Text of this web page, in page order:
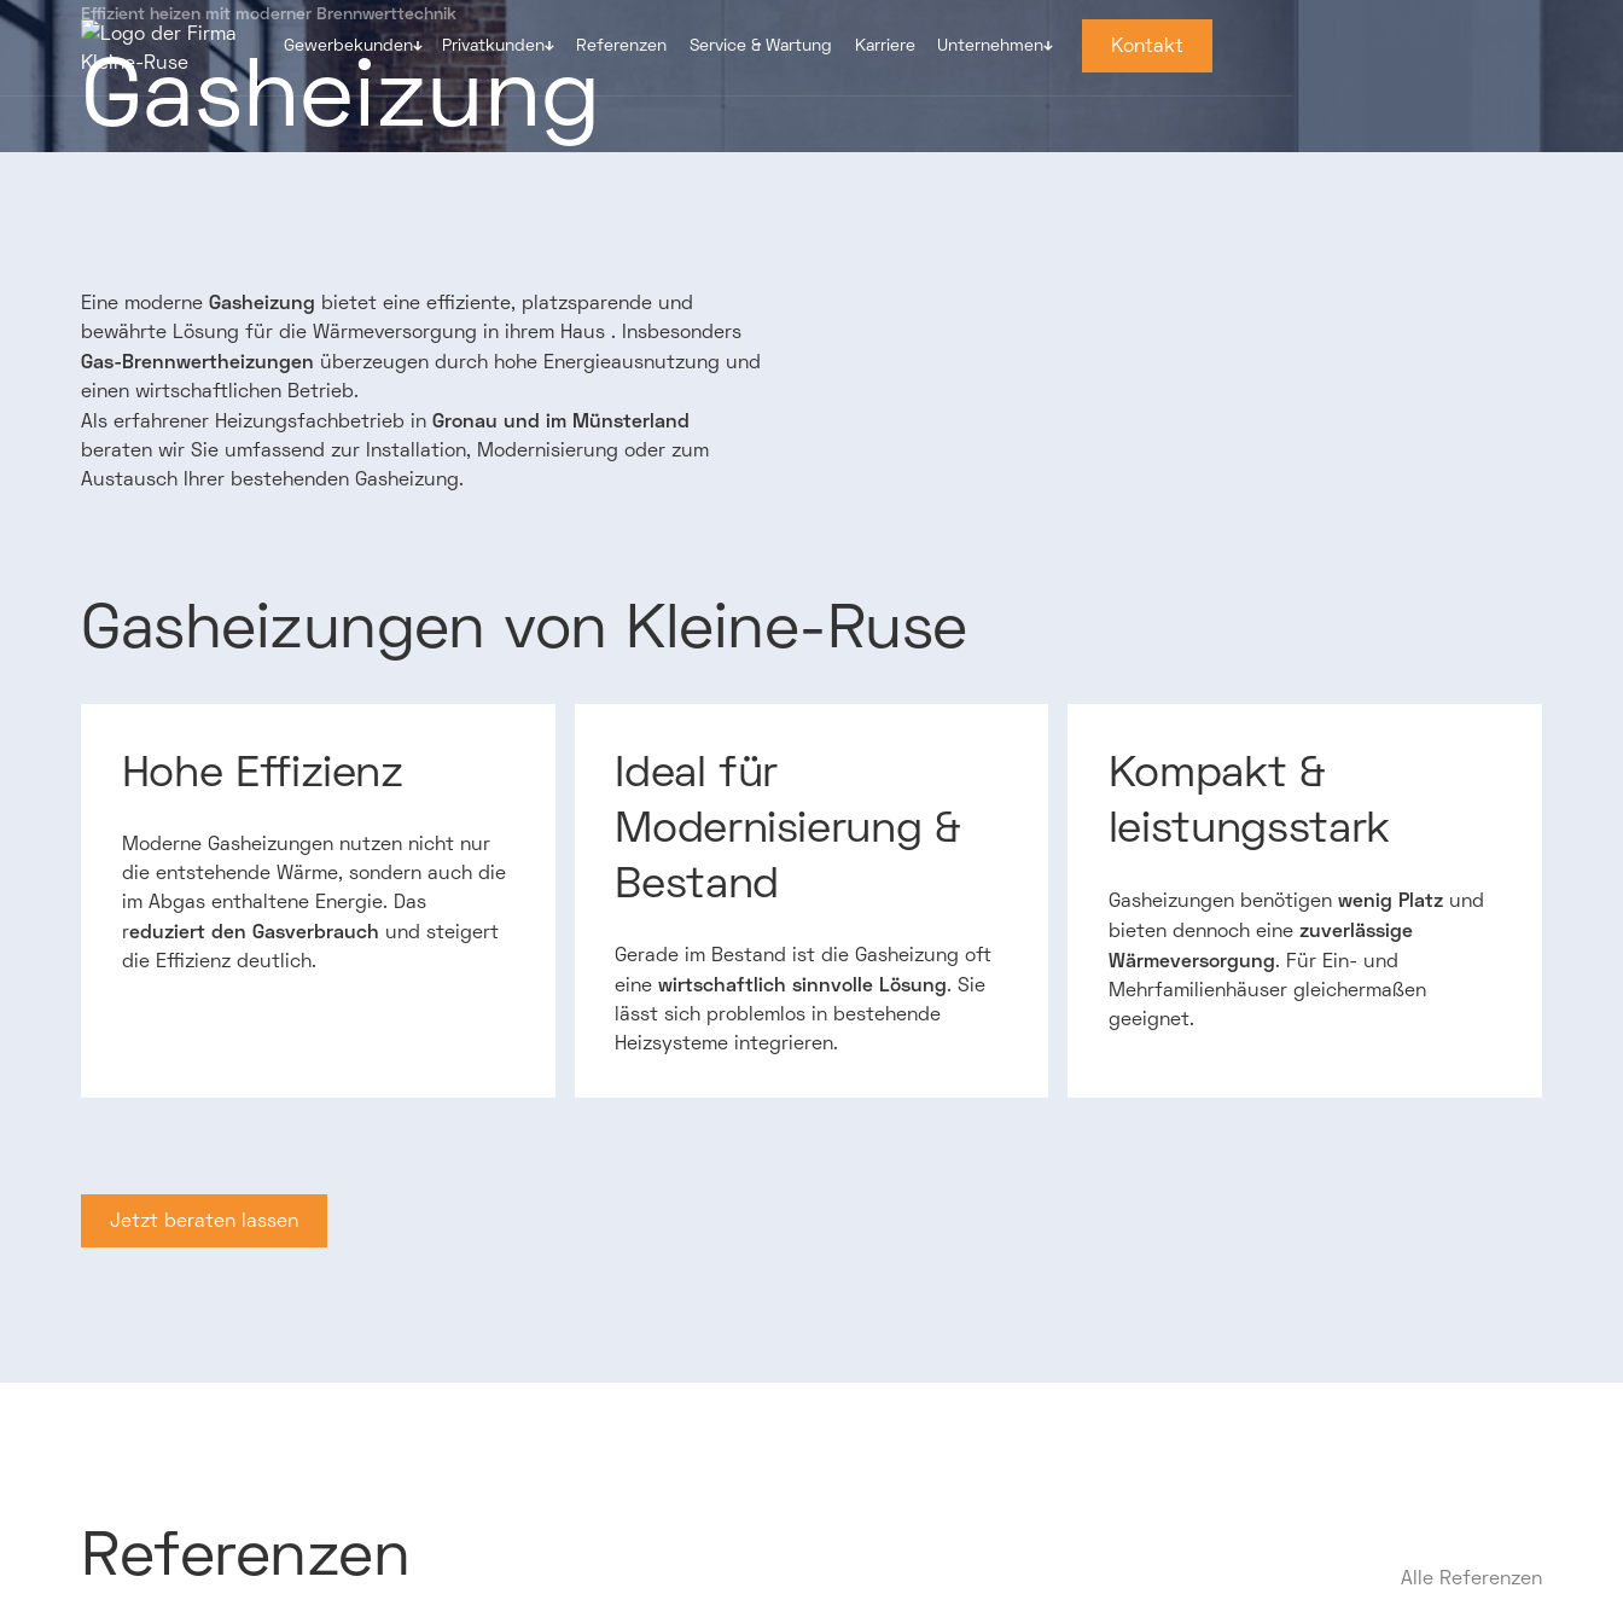
Gewerbekunden Privatkunden Referenzen Service & Wartung Karriere Unternehmen
Kontakt
Kontakt
Effizient heizen mit moderner Brennwerttechnik
Gasheizung
Eine moderneGasheizung bietet eine effiziente, platzsparende und
bewährte Lösung für die Wärmeversorgung in ihrem Haus . Insbesonders
Gas-Brennwertheizungen überzeugen durch hohe Energieausnutzung und
einen wirtschaftlichen Betrieb.
Als erfahrener Heizungsfachbetrieb inGronau und im Münsterland
beraten wir Sie umfassend zur Installation, Modernisierung oder zum
Austausch Ihrer bestehenden Gasheizung.
Gasheizungen von Kleine-Ruse
Hohe Effizienz
Moderne Gasheizungen nutzen nicht nur
die entstehende Wärme, sondern auch die
im Abgas enthaltene Energie. Das
reduziert den Gasverbrauch und steigert
die Effizienz deutlich.
Ideal für
Modernisierung &
Bestand
Gerade im Bestand ist die Gasheizung oft
einewirtschaftlich sinnvolle Lösung. Sie
lässt sich problemlos in bestehende
Heizsysteme integrieren.
Kompakt &
leistungsstark
Gasheizungen benötigen wenig Platzund
bieten dennoch eine zuverlässige
Wärmeversorgung. Für Ein- und
Mehrfamilienhäuser gleichermaßen
geeignet.
Jetzt beraten lassen
Jetzt beraten lassen
Referenzen Alle Referenzen